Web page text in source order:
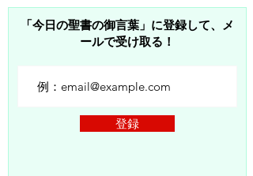
「今日の聖書の御言葉」に登録して、メ
ールで受け取る！
登録